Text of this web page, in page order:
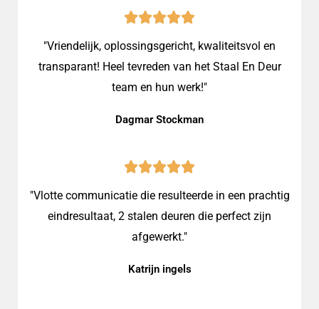
"Vriendelijk, oplossingsgericht, kwaliteitsvol en
transparant! Heel tevreden van het Staal En Deur
team en hun werk!"
Dagmar Stockman
"Vlotte communicatie die resulteerde in een prachtig
eindresultaat, 2 stalen deuren die perfect zijn
afgewerkt."
Katrijn ingels